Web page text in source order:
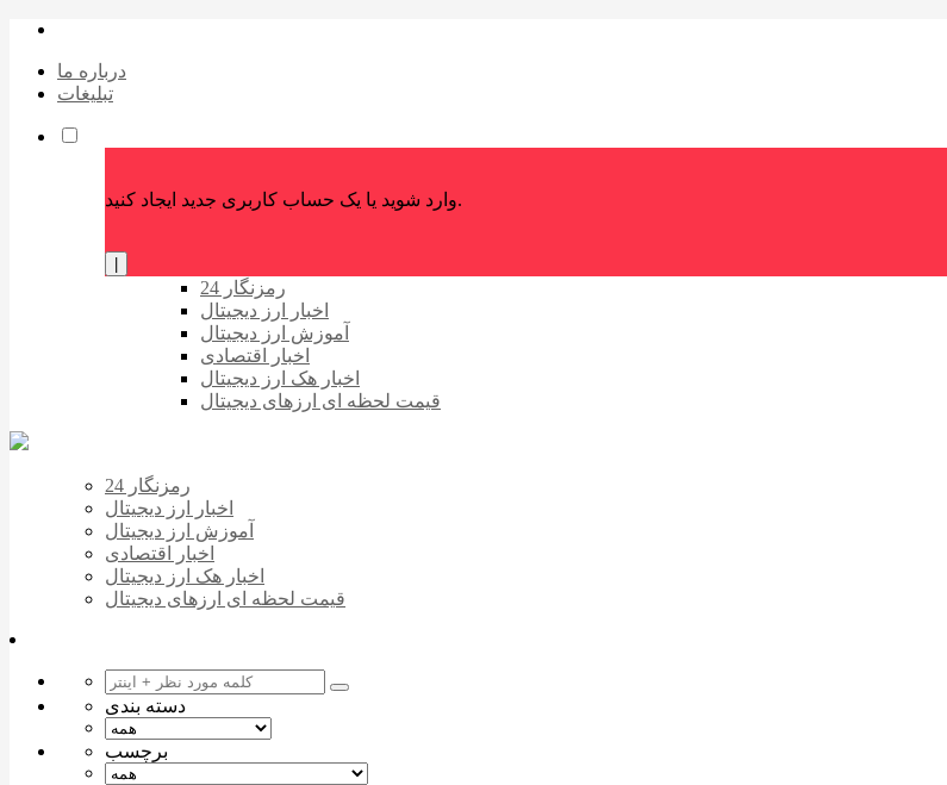
درباره ما
تبلیغات
وارد شوید یا یک حساب کاربری جدید ایجاد کنید.
رمزنگار 24
اخبار ارز دیجیتال
آموزش ارز دیجیتال
اخبار اقتصادی
اخبار هک ارز دیجیتال
قیمت لحظه ای ارزهای دیجیتال
رمزنگار 24
اخبار ارز دیجیتال
آموزش ارز دیجیتال
اخبار اقتصادی
اخبار هک ارز دیجیتال
قیمت لحظه ای ارزهای دیجیتال
دسته بندی
برچسب